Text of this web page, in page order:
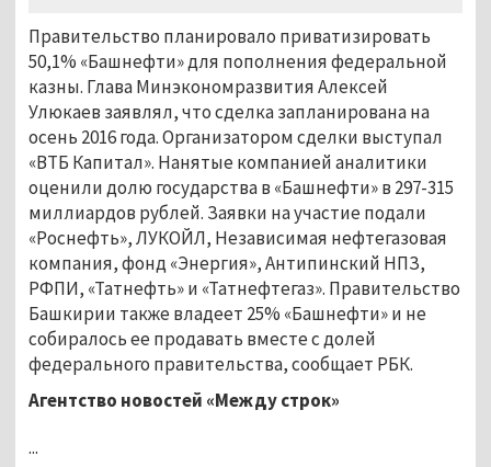
Правительство планировало приватизировать
50,1% «Башнефти» для пополнения федеральной
казны. Глава Минэкономразвития Алексей
Улюкаев заявлял, что сделка запланирована на
осень 2016 года. Организатором сделки выступал
«ВТБ Капитал». Нанятые компанией аналитики
оценили долю государства в «Башнефти» в 297-315
миллиардов рублей. Заявки на участие подали
«Роснефть», ЛУКОЙЛ, Независимая нефтегазовая
компания, фонд «Энергия», Антипинский НПЗ,
РФПИ, «Татнефть» и «Татнефтегаз». Правительство
Башкирии также владеет 25% «Башнефти» и не
собиралось ее продавать вместе с долей
федерального правительства, сообщает РБК.
Агентство новостей «Между строк»
...